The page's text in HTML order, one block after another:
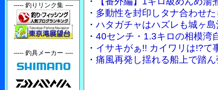
・ 多動性を封印しタナ合わせ
・ ハタガチャはハズレも城ヶ
・ 40センチ・1.3キロの相模湾
・ イサキがぁ!! カイワリは!?て
・ 痛風再発し揺れる船上で踏
----- 釣りリンク集 ----
----- 釣具メーカー ----